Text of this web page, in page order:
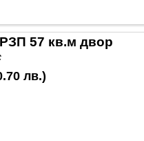
57 кв.м двор
лв.)